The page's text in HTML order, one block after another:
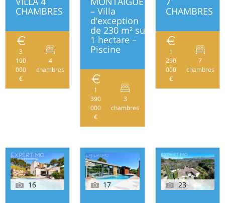
CHAMBRES
3
100
000
€
4
chambres
– Villa
d’exception
de 230 m² sur
1 hectare –
Piscine
1
390
000
€
3
chambres
CHAMBRES
1
290
000
€
7
chambres
16 17 23